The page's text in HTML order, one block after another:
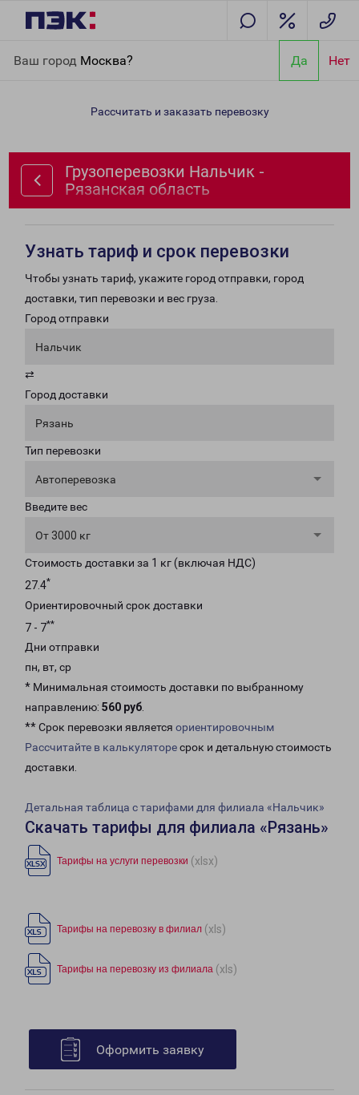
Ваш город Москва? Да Нет
область
Рассчитать и заказать перевозку
Грузоперевозки Нальчик -
Рязанская область
Узнать тариф и срок перевозки
Чтобы узнать тариф, укажите город отправки, город
доставки, тип перевозки и вес груза.
Город отправки
Нальчик
⇄
Город доставки
Рязань
Тип перевозки
Автоперевозка
Введите вес
От 3000 кг
Стоимость доставки за 1 кг (включая НДС)
27.4*
Ориентировочный срок доставки
7 - 7**
Дни отправки
пн, вт, ср
* Минимальная стоимость доставки по выбранному
направлению: 560 руб.
** Срок перевозки является ориентировочным
Рассчитайте в калькуляторесрок и детальную стоимость
доставки.
Детальная таблица с тарифами для филиала «Нальчик»
Скачать тарифы для филиала «Рязань»
Тарифы на услуги перевозки (xlsx)
Тарифы на перевозку в филиал (xls)
Тарифы на перевозку из филиала (xls)
Оформить заявку